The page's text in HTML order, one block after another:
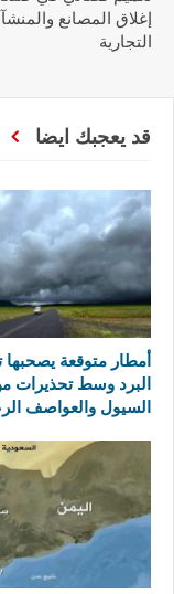
إغلاق المصانع
التجارية
قد يعجبك ايضا
أمطار متوقعة
البرد وسط تحذيرات
السيول والعواصف